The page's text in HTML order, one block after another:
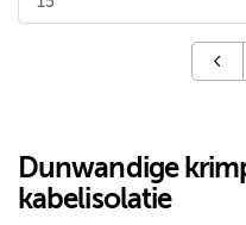
Dunwandige
kabelisolatie